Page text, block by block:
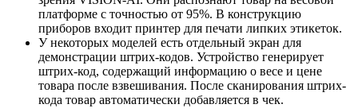
платформе с точностью от 95%. В конструкцию
приборов входит принтер для печати липких этикеток.
У некоторых моделей есть отдельный экран для
демонстрации штрих-кодов. Устройство генерирует
штрих-код, содержащий информацию о весе и цене
товара после взвешивания. После сканирования штрих-
кода товар автоматически добавляется в чек.